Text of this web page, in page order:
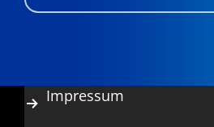
Impressum